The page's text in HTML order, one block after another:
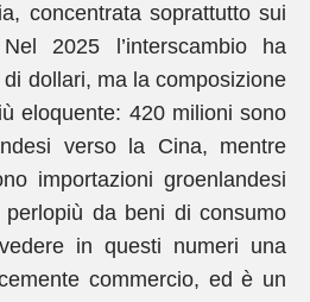
concentrata soprattutto sui
2025 l’interscambio ha
dollari, ma la composizione
eloquente: 420 milioni sono
verso la Cina, mentre
importazioni groenlandesi
da beni di consumo
in questi numeri una
commercio, ed è un